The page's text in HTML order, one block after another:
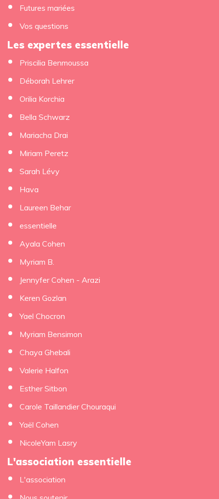
Futures mariées
Vos questions
Les expertes essentielle
Priscilia Benmoussa
Déborah Lehrer
Orilia Korchia
Bella Schwarz
Mariacha Drai
Miriam Peretz
Sarah Lévy
Hava
Laureen Behar
essentielle
Ayala Cohen
Myriam B.
Jennyfer Cohen - Arazi
Keren Gozlan
Yael Chocron
Myriam Bensimon
Chaya Ghebali
Valerie Halfon
Esther Sitbon
Carole Taillandier Chouraqui
Yaël Cohen
NicoleYam Lasry
L'association essentielle
L'association